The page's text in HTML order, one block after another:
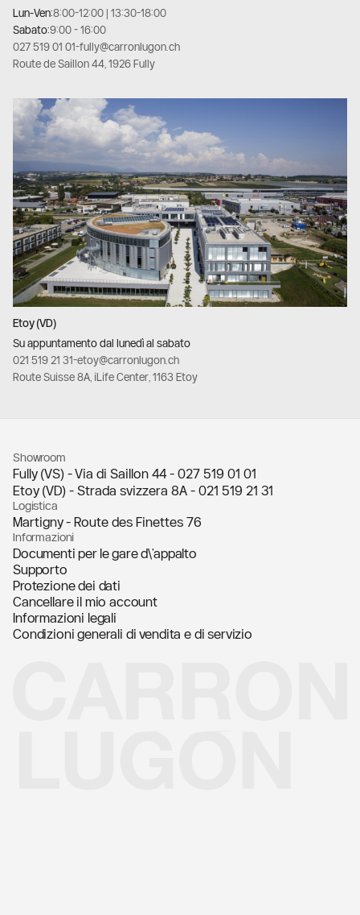
Lun-Ven:8:00-12:00 | 13:30-18:00
Sabato:9:00 - 16:00
027 519 01 01-fully@carronlugon.ch
Route de Saillon 44, 1926 Fully
Etoy (VD)
Su appuntamento dal lunedì al sabato
021 519 21 31-etoy@carronlugon.ch
Route Suisse 8A, iLife Center, 1163 Etoy
Showroom
Fully (VS) - Via di Saillon 44 - 027 519 01 01
Etoy (VD) - Strada svizzera 8A - 021 519 21 31
Logistica
Martigny - Route des Finettes 76
Informazioni
Documenti per le gare d\'appalto
Supporto
Protezione dei dati
Cancellare il mio account
Informazioni legali
Condizioni generali di vendita e di servizio